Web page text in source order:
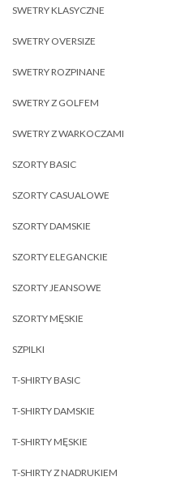
SWETRY KLASYCZNE
SWETRY OVERSIZE
SWETRY ROZPINANE
SWETRY Z GOLFEM
SWETRY Z WARKOCZAMI
SZORTY BASIC
SZORTY CASUALOWE
SZORTY DAMSKIE
SZORTY ELEGANCKIE
SZORTY JEANSOWE
SZORTY MĘSKIE
SZPILKI
T-SHIRTY BASIC
T-SHIRTY DAMSKIE
T-SHIRTY MĘSKIE
T-SHIRTY Z NADRUKIEM